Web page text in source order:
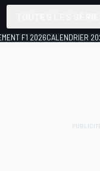
F1 2026CALENDRIER